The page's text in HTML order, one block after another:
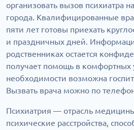
организовать вызов психиатра
города. Квалифицированные
пяти лет готовы приехать
и праздничных дней.
родственниках остается
получает помощь в комфортных
необходимости возможна
Вызвать врача можно по
Психиатрия — отрасль
психические расстройства,